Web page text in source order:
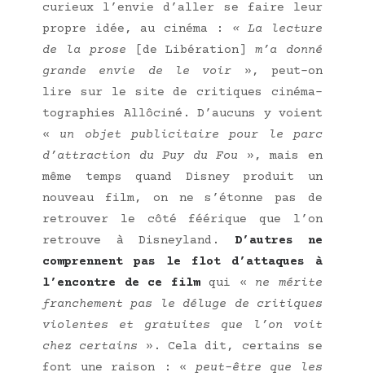
curieux l’envie d’aller se faire leur
propre idée, au ciné­ma : « La lec­ture
de la prose [de Libé­ra­tion]m’a don­né
grande envie de le voir », peut-on
lire sur le site de cri­tiques ciné­ma­
to­gra­phies Allô­ci­né. D’aucuns y voient
« un objet publi­ci­taire pour le parc
d’attraction du Puy du Fou », mais en
même temps quand Dis­ney pro­duit un
nou­veau film, on ne s’étonne pas de
retrou­ver le côté féé­rique que l’on
retrouve à Dis­ney­land. D’autres ne
com­prennent pas le flot d’attaques à
l’encontre de ce filmqui « ne mérite
fran­che­ment pas le déluge de cri­tiques
vio­lentes et gra­tuites que l’on voit
chez cer­tains ». Cela dit, cer­tains se
font une rai­son : « peut-être que les